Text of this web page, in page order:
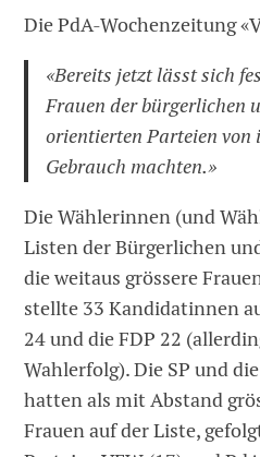
Die PdA-Wochenzeitung
«Bereits jetzt lässt sich
Frauen der bürgerlichen
orientierten Parteien
Gebrauch machten.»
Die Wählerinnen (und
Listen der Bürgerlichen
die weitaus grössere
stellte 33 Kandidatinnen
24 und die FDP 22
Wahlerfolg). Die SP und
hatten als mit Abstand
Frauen auf der Liste,